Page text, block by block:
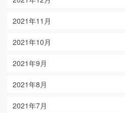
2021年11月
2021年10月
2021年9月
2021年8月
2021年7月